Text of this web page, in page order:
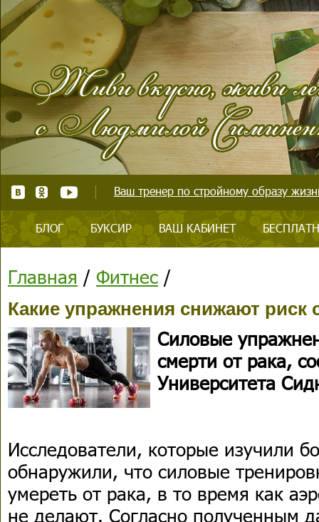
Ваш тренер по стройному образу
БЛОГ БУКСИР ВАШ КАБИНЕТ
Главная / Фитнес /
Какие упражнения снижают риск
Силовые
смерти от рака,
Университета
Исследователи, которые изучили
обнаружили, что силовые
умереть от рака, в то время как
не делают. Согласно полученным